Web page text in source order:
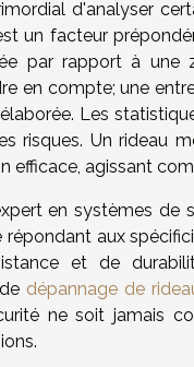
d'analyser
un facteur
par rapport à
en compte; une
Les
risques. Un rideau
efficace, agissant
en systèmes de
aux
et de
dépannage de
ne soit jamais